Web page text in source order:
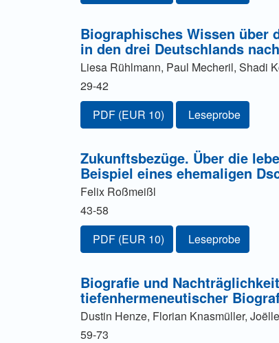
Biographisches Wissen über
in den drei Deutschlands
Liesa Rühlmann, Paul Mecheril, Shadi
29-42
Zugang für Abonnent/innen oder
PDF (EUR 10) Leseprobe
Zukunftsbezüge. Über die
Beispiel eines ehemaligen
Felix Roßmeißl
43-58
Zugang für Abonnent/innen oder
PDF (EUR 10) Leseprobe
Biografie und
tiefenhermeneutischer
Dustin Henze, Florian Knasmüller,
59-73